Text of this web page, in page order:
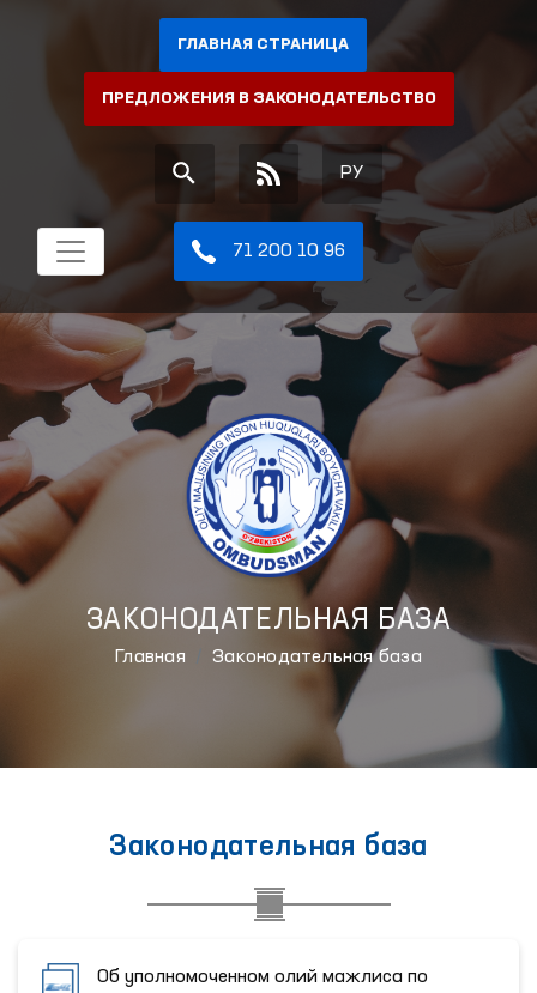
ГЛАВНАЯ СТРАНИЦА
ПРЕДЛОЖЕНИЯ В ЗАКОНОДАТЕЛЬСТВО
РУ
71 200 10 96
ЗАКОНОДАТЕЛЬНАЯ БАЗА
Главная Законодательная база
Законодательная база
Об уполномоченном олий мажлиса по